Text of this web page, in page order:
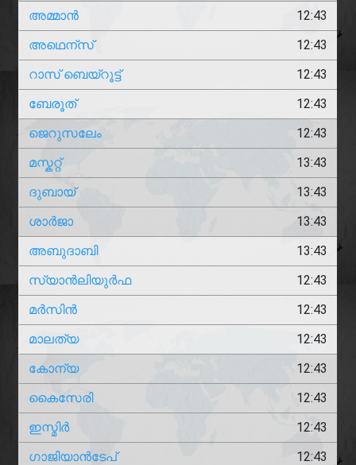
അമ്മാൻ
12:43
അഥെന്സ്
12:43
റാസ്‌ ബെയ്റൂട്ട്
12:43
ബേരൂത്
12:43
ജെറുസലേം
12:43
മസ്കറ്റ്
13:43
ദുബായ്
13:43
ശാർജാ
13:43
അബുദാബി
13:43
സ്യാൻലിയുർഫ
12:43
മർസിൻ
12:43
മാലത്യ
12:43
കോന്യ
12:43
കൈസേരി
12:43
ഇസ്മിർ
12:43
ഗാജിയാൻടേപ്
12:43